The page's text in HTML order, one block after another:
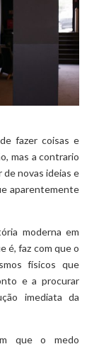
fazer coisas e
mas a contrario
novas ideias e
aparentemente
moderna em
é, faz com que o
físicos que
e a procurar
imediata da
que o medo